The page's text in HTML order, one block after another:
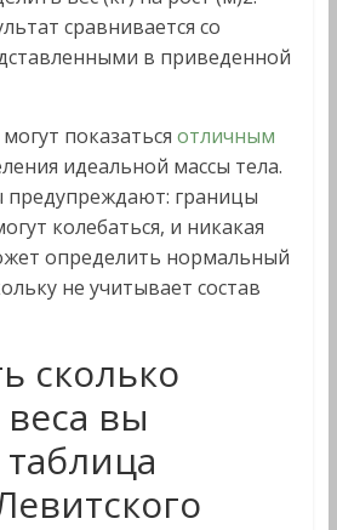
сравнивается со
в приведенной
показаться отличным
идеальной массы тела.
предупреждают: границы
колебаться, и никакая
определить нормальный
не учитывает состав
сколько
вы